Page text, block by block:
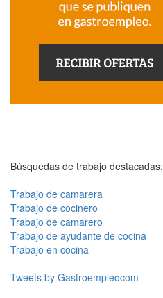
Búsquedas de trabajo destacadas:
Trabajo de camarera
Trabajo de cocinero
Trabajo de camarero
Trabajo de ayudante de cocina
Trabajo en cocina
Tweets by Gastroempleocom